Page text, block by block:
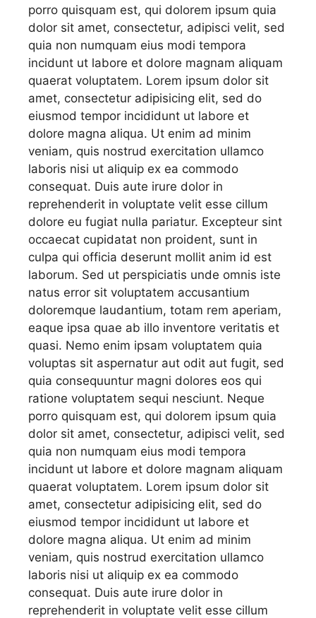
porro quisquam est, qui dolorem ipsum quia
dolor sit amet, consectetur, adipisci velit, sed
quia non numquam eius modi tempora
incidunt ut labore et dolore magnam aliquam
quaerat voluptatem. Lorem ipsum dolor sit
amet, consectetur adipisicing elit, sed do
eiusmod tempor incididunt ut labore et
dolore magna aliqua. Ut enim ad minim
veniam, quis nostrud exercitation ullamco
laboris nisi ut aliquip ex ea commodo
consequat. Duis aute irure dolor in
reprehenderit in voluptate velit esse cillum
dolore eu fugiat nulla pariatur. Excepteur sint
occaecat cupidatat non proident, sunt in
culpa qui officia deserunt mollit anim id est
laborum. Sed ut perspiciatis unde omnis iste
natus error sit voluptatem accusantium
doloremque laudantium, totam rem aperiam,
eaque ipsa quae ab illo inventore veritatis et
quasi. Nemo enim ipsam voluptatem quia
voluptas sit aspernatur aut odit aut fugit, sed
quia consequuntur magni dolores eos qui
ratione voluptatem sequi nesciunt. Neque
porro quisquam est, qui dolorem ipsum quia
dolor sit amet, consectetur, adipisci velit, sed
quia non numquam eius modi tempora
incidunt ut labore et dolore magnam aliquam
quaerat voluptatem. Lorem ipsum dolor sit
amet, consectetur adipisicing elit, sed do
eiusmod tempor incididunt ut labore et
dolore magna aliqua. Ut enim ad minim
veniam, quis nostrud exercitation ullamco
laboris nisi ut aliquip ex ea commodo
consequat. Duis aute irure dolor in
reprehenderit in voluptate velit esse cillum